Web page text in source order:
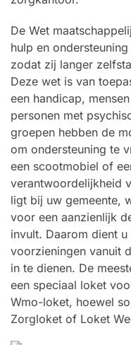
De Wet
hulp en
zodat zij langer
Deze wet is van
een handicap,
personen met
groepen hebben de
om ondersteuning te
een scootmobiel of
verantwoordelijkheid
ligt bij uw gemeente,
voor een aanzienlijk
invult. Daarom dient
voorzieningen vanuit
in te dienen. De
een speciaal loket
Wmo-loket, hoewel
Zorgloket of Loket